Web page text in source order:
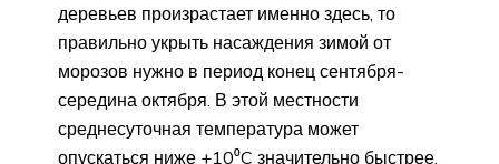
деревьев произрастает именно здесь, то
правильно укрыть насаждения зимой от
морозов нужно в период конец сентября-
середина октября. В этой местности
среднесуточная температура может
опускаться ниже +10⁰C значительно быстрее,